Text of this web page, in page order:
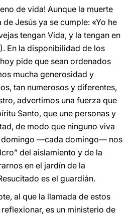
de vida! Aunque la muerte
Jesús ya se cumple: «Yo he
tengan Vida, y la tengan en
En la disponibilidad de los
pide que sean ordenados
mucha generosidad y
tan numerosos y diferentes,
advertimos una fuerza que
Santo, que une personas y
de modo que ninguno viva
domingo —cada domingo— nos
del aislamiento y de la
en el jardín de la
es el guardián.
al que la llamada de estos
es un ministerio de